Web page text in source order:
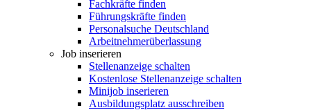
Fachkräfte finden
Führungskräfte finden
Personalsuche Deutschland
Arbeitnehmerüberlassung
Job inserieren
Stellenanzeige schalten
Kostenlose Stellenanzeige schalten
Minijob inserieren
Ausbildungsplatz ausschreiben